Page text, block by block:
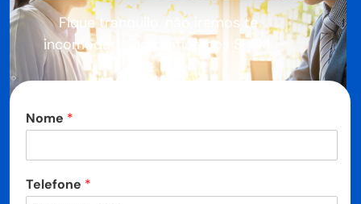
Fique tranquilo, não iremos te
incomodar. Não praticamos SPAM.
Nome *
Telefone *